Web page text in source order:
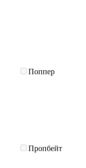
Поппер
Пропбейт